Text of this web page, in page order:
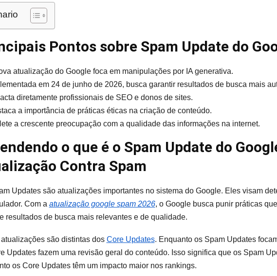
Pontos sobre Spam Update do
atualização do Google foca em manipulações por IA generativa.
em 24 de junho de 2026, busca garantir resultados de busca mais
diretamente profissionais de SEO e donos de sites.
a importância de práticas éticas na criação de conteúdo.
a crescente preocupação com a qualidade das informações na internet.
o que é o Spam Update do
Contra Spam
Updates são atualizações importantes no sistema do Google. Eles visam
Com a atualização google spam 2026, o Google busca punir práticas
resultados de busca mais relevantes e de qualidade.
atualizações são distintas dos Core Updates. Enquanto os Spam Updates
Updates fazem uma revisão geral do conteúdo. Isso significa que os Spam
os Core Updates têm um impacto maior nos rankings.